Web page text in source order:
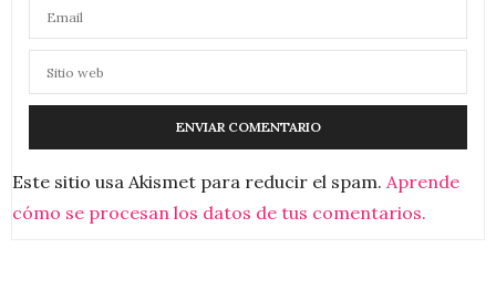
Este sitio usa Akismet para reducir el spam. Aprende
cómo se procesan los datos de tus comentarios.